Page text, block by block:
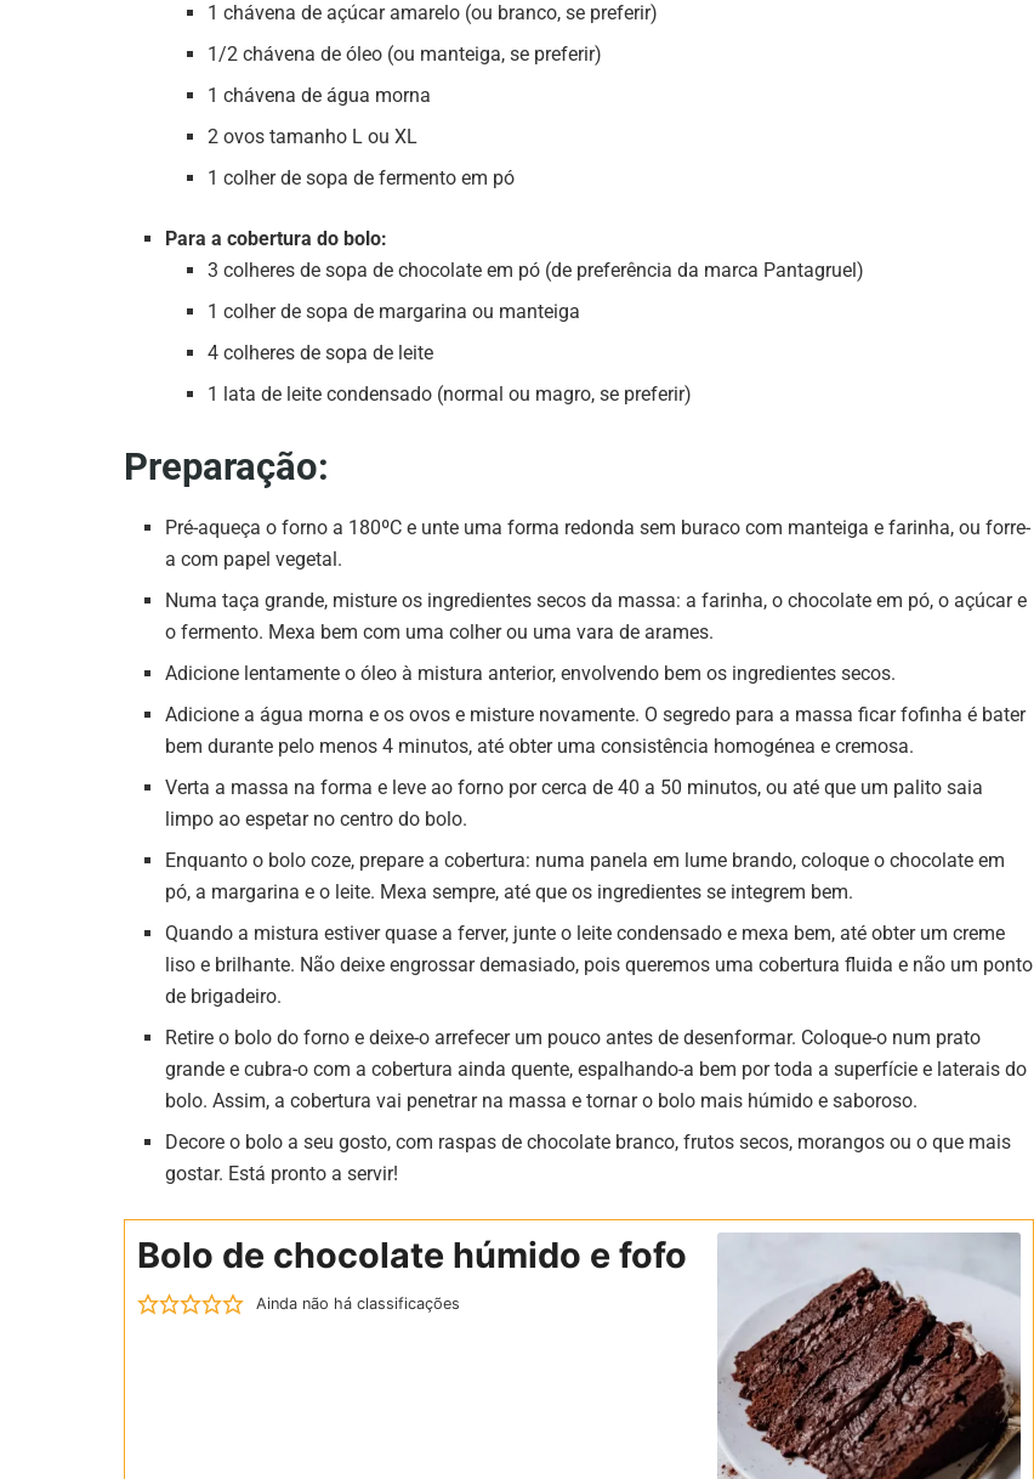
1 chávena de açúcar amarelo (ou branco, se preferir)
1/2 chávena de óleo (ou manteiga, se preferir)
1 chávena de água morna
2 ovos tamanho L ou XL
1 colher de sopa de fermento em pó
Para a cobertura do bolo:
3 colheres de sopa de chocolate em pó (de preferência da marca Pantagruel)
1 colher de sopa de margarina ou manteiga
4 colheres de sopa de leite
1 lata de leite condensado (normal ou magro, se preferir)
Preparação:
Pré-aqueça o forno a 180ºC e unte uma forma redonda sem buraco com manteiga e farinha, ou forre-
a com papel vegetal.
Numa taça grande, misture os ingredientes secos da massa: a farinha, o chocolate em pó, o açúcar e
o fermento. Mexa bem com uma colher ou uma vara de arames.
Adicione lentamente o óleo à mistura anterior, envolvendo bem os ingredientes secos.
Adicione a água morna e os ovos e misture novamente. O segredo para a massa ficar fofinha é bater
bem durante pelo menos 4 minutos, até obter uma consistência homogénea e cremosa.
Verta a massa na forma e leve ao forno por cerca de 40 a 50 minutos, ou até que um palito saia
limpo ao espetar no centro do bolo.
Enquanto o bolo coze, prepare a cobertura: numa panela em lume brando, coloque o chocolate em
pó, a margarina e o leite. Mexa sempre, até que os ingredientes se integrem bem.
Quando a mistura estiver quase a ferver, junte o leite condensado e mexa bem, até obter um creme
liso e brilhante. Não deixe engrossar demasiado, pois queremos uma cobertura fluida e não um ponto
de brigadeiro.
Retire o bolo do forno e deixe-o arrefecer um pouco antes de desenformar. Coloque-o num prato
grande e cubra-o com a cobertura ainda quente, espalhando-a bem por toda a superfície e laterais do
bolo. Assim, a cobertura vai penetrar na massa e tornar o bolo mais húmido e saboroso.
Decore o bolo a seu gosto, com raspas de chocolate branco, frutos secos, morangos ou o que mais
gostar. Está pronto a servir!
Bolo de chocolate húmido e fofo
Ainda não há classificações